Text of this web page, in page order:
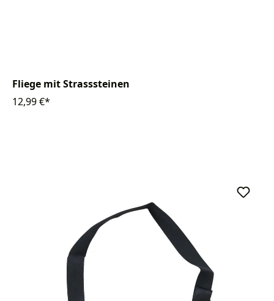
Fliege mit Strasssteinen
12,99 €*